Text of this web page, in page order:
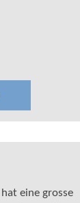
eine grosse